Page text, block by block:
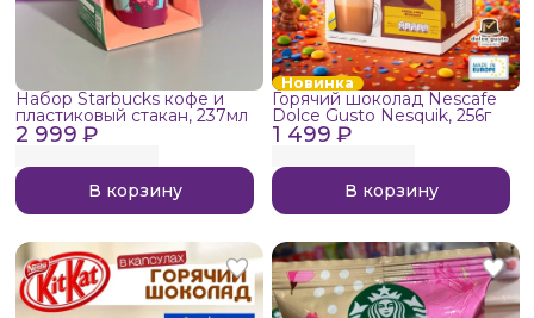
2 999 ₽
Набор Starbucks кофе и
пластиковый стакан, 237мл
В корзину
Новинка
1 499 ₽
Горячий шоколад Nescafe
Dolce Gusto Nesquik, 256г
В корзину